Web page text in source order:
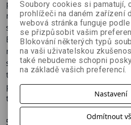
52 změn je také k výběru
které si mužete vypěstovat pro
pohodlí a klidu. Tak do toho!
produktivity a efektivity, at už
manažerem, zaměstnancem,
studentem.
Během dvaapadesáti týdnů vás
metodami, díky nimž se
si pořádek v agendě bežného
tak, abyste jej nejen žili, ale také si
postupně, krok za krokem,
týden.
52 změn je také k výběru
Soubory cookies si pamatují,
prohlížeči na daném zařízení
webová stránka funguje
se přizpůsobit vašim
Blokování některých typů
na vaši uživatelskou
také nebudeme schopni
na základě vašich preferencí.
Nastavení
Odmítnout